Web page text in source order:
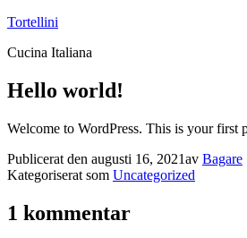
Hoppa
innehåll
Tortellini
Cucina Italiana
Hello world!
Welcome to WordPress. This is your first
Publicerat den augusti 16, 2021av Bagare
Kategoriserat som Uncategorized
1 kommentar